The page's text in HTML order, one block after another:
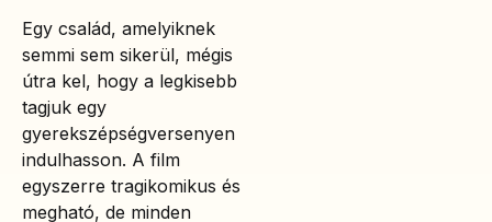
Egy család, amelyiknek
semmi sem sikerül, mégis
útra kel, hogy a legkisebb
tagjuk egy
gyerekszépségversenyen
indulhasson. A film
egyszerre tragikomikus és
megható, de minden